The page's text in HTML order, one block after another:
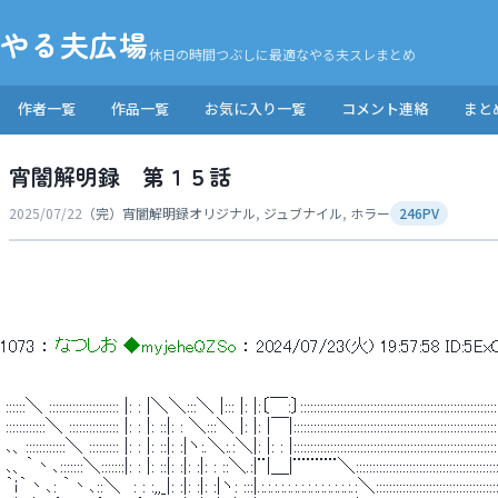
やる夫広場休日の時間つぶしに最適なやる夫スレまとめ
作者一覧 作品一覧 お気に入り一覧 コメント連絡 まと
宵闇解明録 第１５話
2025/07/22 （完）宵闇解明録オリジナル, ジュブナイル, ホラー 246PV
1073 ： なつしお ◆myjeheQZSo ： 2024/07/23(火) 19:57:58
::::::＼ ::::::::::::::::::::: |: : |＼＼:::＼ |::: |: |:〔￣:〕
::::::::::::＼ ::::::::::::::: |: : |: ::|: : ＼:::＼ |: |: |￣
､、::::::::::::＼ ::::::::: |: : |: ::|: :|ヽ:.＼:.:＼|: |: :
､、｀丶､:::::::＼:::::::|: : |: ::|: :|: :|: : ::＼.:|¨|＿|¨¨¨¨¨＼
｀ｉ｀丶､: ｀丶､::＼　: : :,,_|: :|: :|: :|ヽ: :::|.:.:.:.:.:.:.:.:.:.:.:.:.:.:.:＼